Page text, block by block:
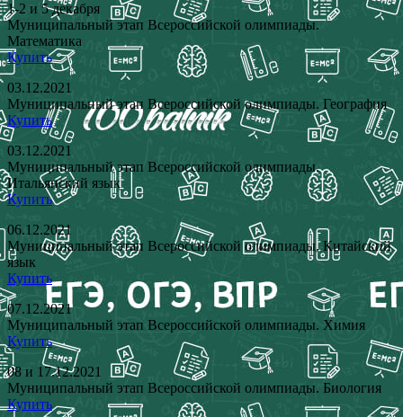
1-2 и 5 декабря
Муниципальный этап Всероссийской олимпиады.
Математика
Купить
03.12.2021
Муниципальный этап Всероссийской олимпиады. География
Купить
03.12.2021
Муниципальный этап Всероссийской олимпиады.
Итальянский язык
Купить
06.12.2021
Муниципальный этап Всероссийской олимпиады. Китайский
язык
Купить
07.12.2021
Муниципальный этап Всероссийской олимпиады. Химия
Купить
08 и 17.12.2021
Муниципальный этап Всероссийской олимпиады. Биология
Купить